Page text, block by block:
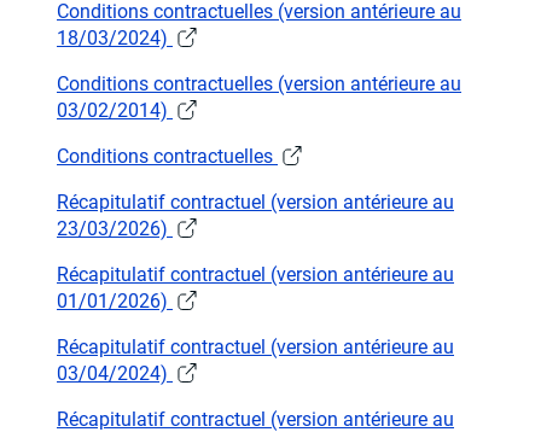
Conditions contractuelles (version antérieure au
18/03/2024)
Conditions contractuelles (version antérieure au
03/02/2014)
Conditions contractuelles
Récapitulatif contractuel (version antérieure au
23/03/2026)
Récapitulatif contractuel (version antérieure au
01/01/2026)
Récapitulatif contractuel (version antérieure au
03/04/2024)
Récapitulatif contractuel (version antérieure au